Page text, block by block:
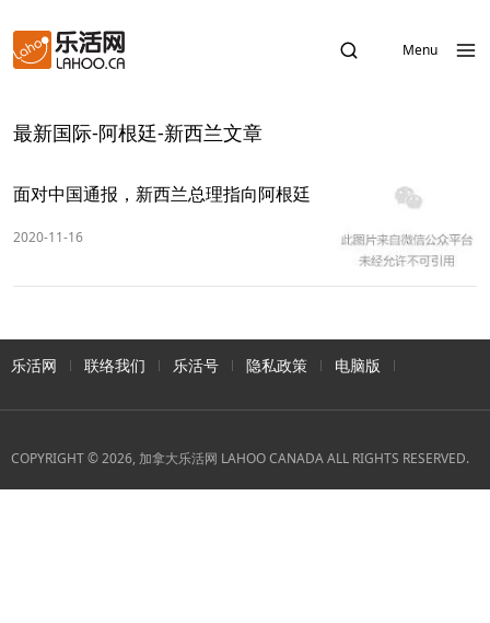
Menu
最新国际-阿根廷-新西兰文章
面对中国通报，新西兰总理指向阿根廷
2020-11-16
乐活网 联络我们 乐活号 隐私政策 电脑版
COPYRIGHT © 2026, 加拿大乐活网 LAHOO CANADA ALL RIGHTS RESERVED.